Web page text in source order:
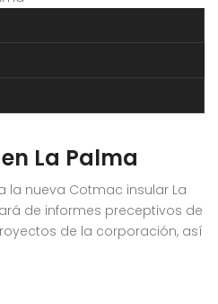
La Palma
la nueva Cotmac insular La
de informes preceptivos de
de la corporación, así
de 2017 posibilitó
Naturales de Canarias. Más